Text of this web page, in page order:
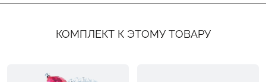
КОМПЛЕКТ К ЭТОМУ ТОВАРУ